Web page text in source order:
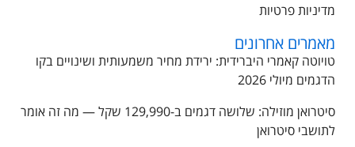
מדיניות פרטיות
מאמרים אחרונים
טויוטה קאמרי היברידית: ירידת מחיר משמעותית ושינויים בקו
הדגמים מיולי 2026
סיטרואן מוזילה: שלושה דגמים ב-129,990 שקל — מה זה אומר
לתושבי סיטרואן